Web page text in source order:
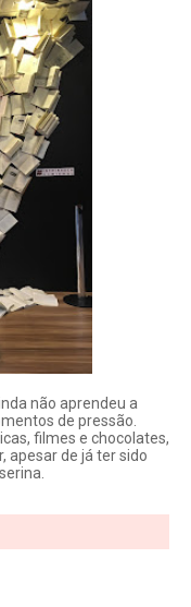
não aprendeu a
de pressão.
filmes e chocolates,
apesar de já ter sido